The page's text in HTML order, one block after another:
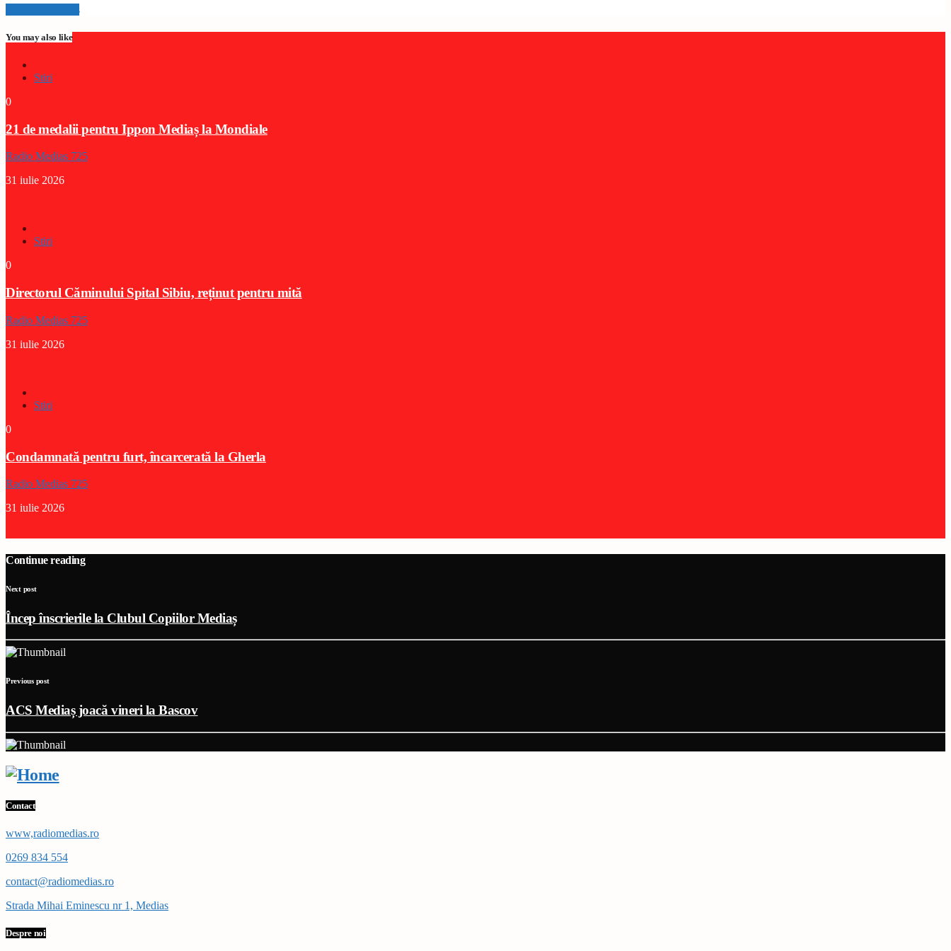
Info and episodes
You may also like
Stiri
0
21 de medalii pentru Ippon Mediaș la Mondiale
Radio Medias 725
31 iulie 2026
Stiri
0
Directorul Căminului Spital Sibiu, reținut pentru mită
Radio Medias 725
31 iulie 2026
Stiri
0
Condamnată pentru furt, încarcerată la Gherla
Radio Medias 725
31 iulie 2026
Continue reading
Next post
Încep înscrierile la Clubul Copiilor Mediaș
Previous post
ACS Mediaș joacă vineri la Bascov
Contact
www,radiomedias.ro
0269 834 554
contact@radiomedias.ro
Strada Mihai Eminescu nr 1, Medias
Despre noi